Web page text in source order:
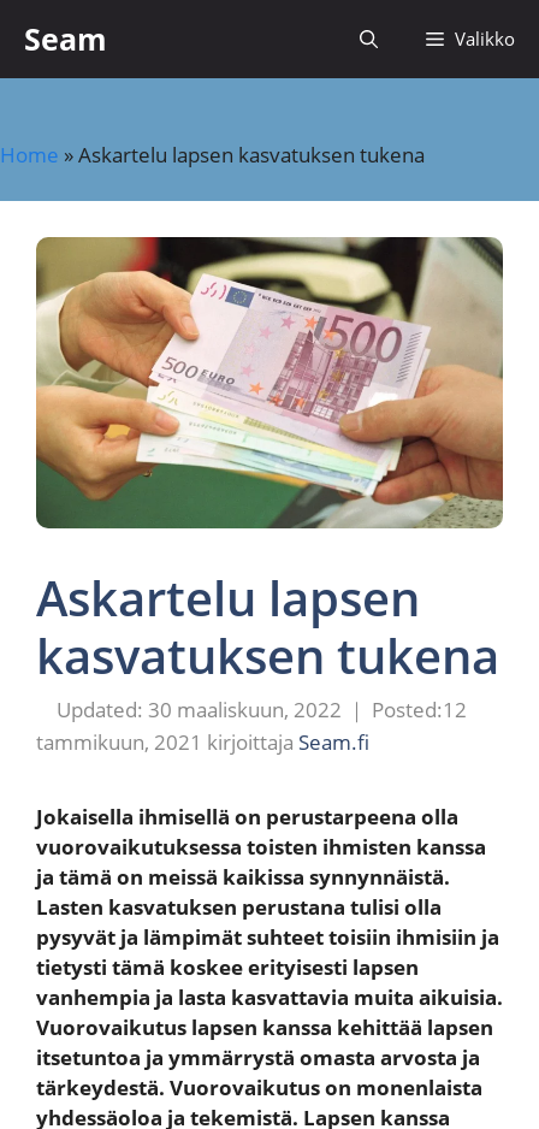
sisältöön
Seam Valikko
Home »Askartelu lapsen kasvatuksen tukena
Askartelu lapsen
kasvatuksen tukena
30 maaliskuun, 2022
12
tammikuun, 2021 kirjoittaja Seam.fi
Jokaisella ihmisellä on perustarpeena olla
vuorovaikutuksessa toisten ihmisten kanssa
ja tämä on meissä kaikissa synnynnäistä.
Lasten kasvatuksen perustana tulisi olla
pysyvät ja lämpimät suhteet toisiin ihmisiin ja
tietysti tämä koskee erityisesti lapsen
vanhempia ja lasta kasvattavia muita aikuisia.
Vuorovaikutus lapsen kanssa kehittää lapsen
itsetuntoa ja ymmärrystä omasta arvosta ja
tärkeydestä. Vuorovaikutus on monenlaista
yhdessäoloa ja tekemistä. Lapsen kanssa